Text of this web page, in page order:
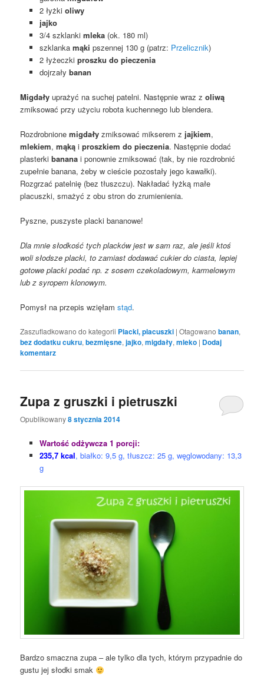
2 łyżki oliwy
jajko
3/4 szklanki mleka(ok. 180 ml)
szklanka mąki pszennej 130 g (patrz: Przelicznik)
2 łyżeczki proszku do pieczenia
dojrzały banan
Migdały uprażyć na suchej patelni. Następnie wraz zoliwą
zmiksować przy użyciu robota kuchennego lub blendera.
Rozdrobnionemigdały zmiksować mikserem z jajkiem,
mlekiem,mąką iproszkiem do pieczenia. Następnie dodać
plasterkibanana i ponownie zmiksować (tak, by nie rozdrobnić
zupełnie banana, żeby w cieście pozostały jego kawałki).
Rozgrzać patelnię (bez tłuszczu). Nakładać łyżką małe
placuszki, smażyć z obu stron do zrumienienia.
Pyszne, puszyste placki bananowe!
Dla mnie słodkość tych placków jest w sam raz, ale jeśli ktoś
woli słodsze placki, to zamiast dodawać cukier do ciasta, lepiej
gotowe placki podać np. z sosem czekoladowym, karmelowym
lub z syropem klonowym.
Pomysł na przepis wzięłamstąd.
Zaszufladkowano do kategorii Placki, placuszki |Otagowano banan,
bez dodatku cukru,bezmięsne,jajko,migdały,mleko | Dodaj
komentarz
Zupa z gruszki i pietruszki
Opublikowany8 stycznia 2014
Wartość odżywcza 1 porcji:
235,7 kcal, białko: 9,5 g, tłuszcz: 25 g, węglowodany: 13,3
g
Bardzo smaczna zupa – ale tylko dla tych, którym przypadnie do
gustu jej słodki smak